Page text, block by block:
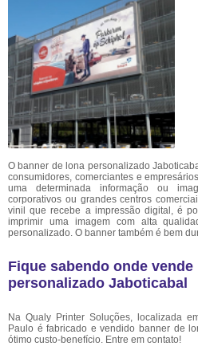
O banner de lona personalizado
consumidores, comerciantes e
uma determinada informação ou
corporativos ou grandes centros
vinil que recebe a impressão digital, é
imprimir uma imagem com alta
personalizado. O banner também é bem
Fique sabendo onde
personalizado Jaboticabal
Na Qualy Printer Soluções, localizada
Paulo é fabricado e vendido banner de
ótimo custo-benefício. Entre em contato!